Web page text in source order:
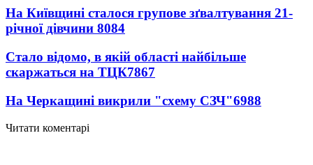
На Київщині сталося групове зґвалтування 21-
річної дівчини 8084
Стало відомо, в якій області найбільше
скаржаться на ТЦК7867
На Черкащині викрили "схему СЗЧ"6988
Читати коментарі